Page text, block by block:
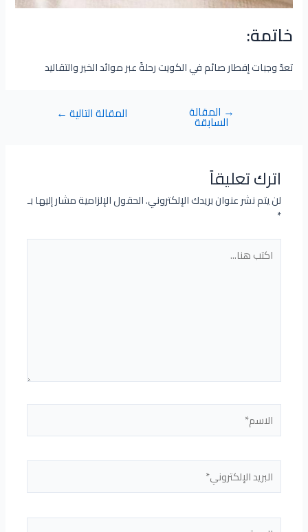
خاتمة:
تعدّ وجبات إفطار صائم في الكويت رحلةً عبر موائد الخير والتقاليد
→ المقالة
السابقة المقالة التالية ←
اترك تعليقاً
لن يتم نشر عنوان بريدك الإلكتروني.الحقول الإلزامية مشار إليها بـ
*